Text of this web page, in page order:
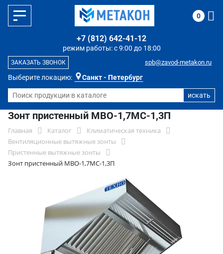
Выберите локацию: Санкт - Петербург
режим работы: с 9:00 до 18:00
+7 (812) 642-41-12
spb@zavod-metakon.ru
ЗАКАЗАТЬ ЗВОНОК
0
Зонт пристенный МВО-1,7МС-1,3П
Главная Каталог
Климатическая техника
Вентиляционные вытяжные зонты
Пристенные вытяжные зонты
Зонт пристенный МВО-1,7МС-1,3П